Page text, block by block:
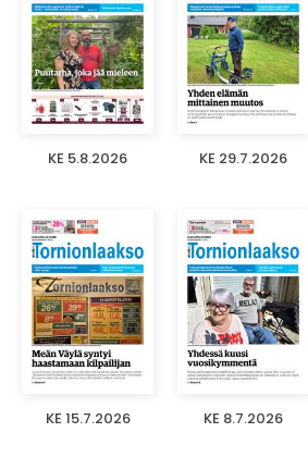
KE 5.8.2026 KE 29.7.2026
KE 15.7.2026 KE 8.7.2026